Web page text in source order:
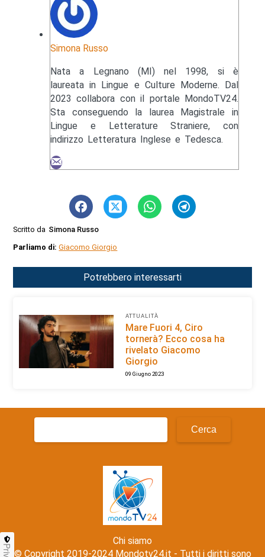
Simona Russo
Nata a Legnano (MI) nel 1998, si è
laureata in Lingue e Culture Moderne. Dal
2023 collabora con il portale MondoTV24.
Sta conseguendo la laurea Magistrale in
Lingue e Letterature Straniere, con
indirizzo Letteratura Inglese e Tedesca.
Scritto da Simona Russo
Parliamo di:Giacomo Giorgio
Potrebbero interessarti
ATTUALITÀ
Mare Fuori 4, Ciro
tornerà? Ecco cosa ha
rivelato Giacomo
Giorgio
09 Giugno 2023
Ricerca
Chi siamo
© Copyright 2019-2024 Mondotv24.it - Tutti i diritti sono